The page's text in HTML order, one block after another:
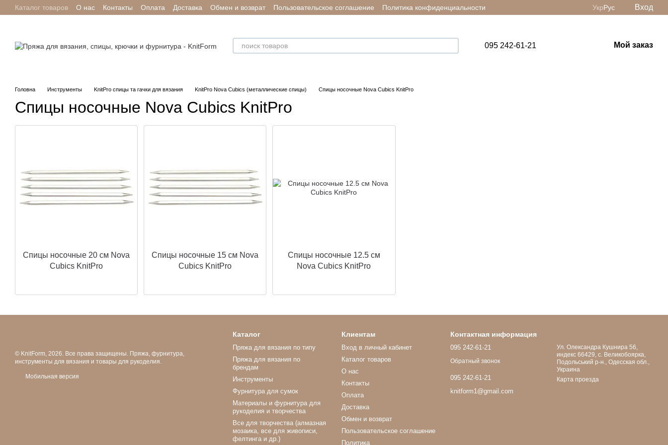
Перейти к основному контенту
Каталог товаров О нас Контакты Оплата Доставка Обмен и возврат Пользовательское соглашение
Политика конфиденциальности
Отзывы о магазине
УкрРус Вход
095 242-61-21 Мой заказ
Головна Инструменты KnitPro спицы та гачки для вязания KnitPro Nova Cubics (металлические спицы) Спицы носочные Nova Cubics KnitPro
Спицы носочные Nova Cubics KnitPro
Спицы носочные 20 см Nova
Cubics KnitPro
Спицы носочные 15 см Nova
Cubics KnitPro
Спицы носочные 12.5 см
Nova Cubics KnitPro
© KnitForm, 2026. Все права защищены. Пряжа, фурнитура,
инструменты для вязания и товары для рукоделия.
Мобильная версия
Каталог
Пряжа для вязания по типу
Пряжа для вязания по
брендам
Инструменты
Фурнитура для сумок
Материалы и фурнитура для
рукоделия и творчества
Все для творчества (алмазная
мозаика, все для живописи,
фелтинга и др.)
Клиентам
Вход в личный кабинет
Каталог товаров
О нас
Контакты
Оплата
Доставка
Обмен и возврат
Пользовательское соглашение
Политика
Контактная информация
095 242-61-21
Обратный звонок
095 242-61-21
knitform1@gmail.com
Ул. Олександра Кушнира 56,
индекс 66429, с. Великобоярка,
Подольський р-н., Одесская обл.,
Украина
Карта проезда